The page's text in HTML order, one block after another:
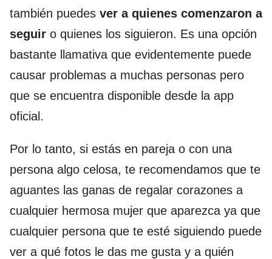
también puedes ver a quienes comenzaron a
seguir o quienes los siguieron. Es una opción
bastante llamativa que evidentemente puede
causar problemas a muchas personas pero
que se encuentra disponible desde la app
oficial.
Por lo tanto, si estás en pareja o con una
persona algo celosa, te recomendamos que te
aguantes las ganas de regalar corazones a
cualquier hermosa mujer que aparezca ya que
cualquier persona que te esté siguiendo puede
ver a qué fotos le das me gusta y a quién